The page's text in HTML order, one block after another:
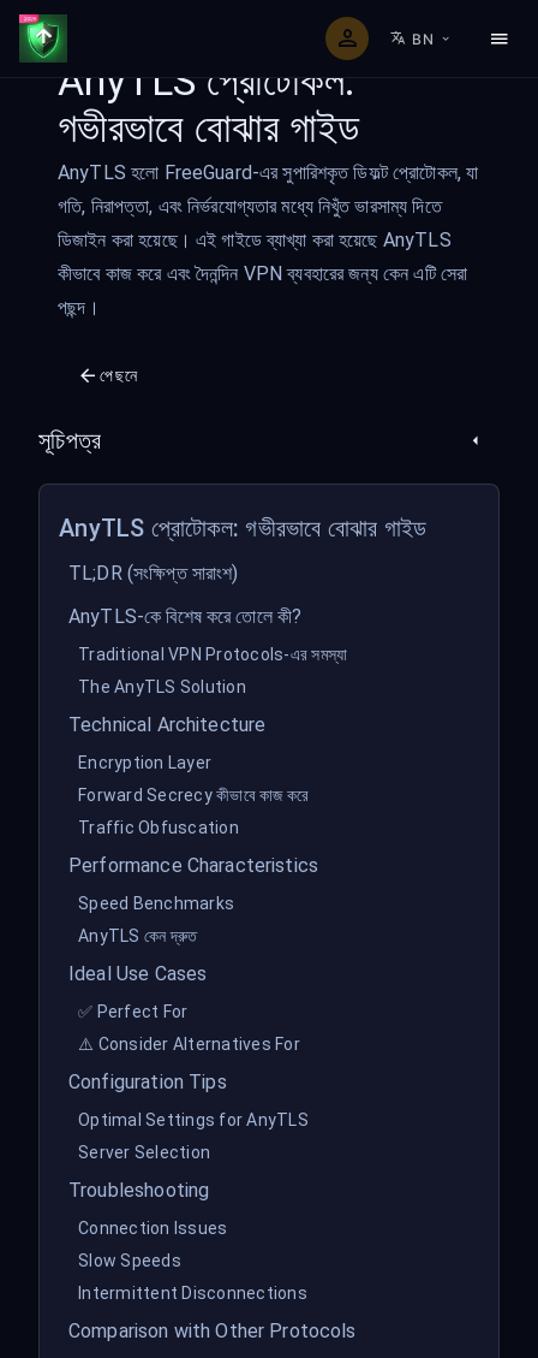
BN
AnyTLS প্রোটোকল:
গভীরভাবে বোঝার গাইড
AnyTLS হলো FreeGuard-এর সুপারিশকৃত ডিফল্ট প্রোটোকল, যা
গতি, নিরাপত্তা, এবং নির্ভরযোগ্যতার মধ্যে নিখুঁত ভারসাম্য দিতে
ডিজাইন করা হয়েছে। এই গাইডে ব্যাখ্যা করা হয়েছে AnyTLS
কীভাবে কাজ করে এবং দৈনন্দিন VPN ব্যবহারের জন্য কেন এটি সেরা
পছন্দ।
পেছনে
সূচিপত্র
AnyTLS প্রোটোকল: গভীরভাবে বোঝার গাইড
TL;DR (সংক্ষিপ্ত সারাংশ)
AnyTLS-কে বিশেষ করে তোলে কী?
Traditional VPN Protocols-এর সমস্যা
The AnyTLS Solution
Technical Architecture
Encryption Layer
Forward Secrecy কীভাবে কাজ করে
Traffic Obfuscation
Performance Characteristics
Speed Benchmarks
AnyTLS কেন দ্রুত
Ideal Use Cases
✅ Perfect For
⚠️ Consider Alternatives For
Configuration Tips
Optimal Settings for AnyTLS
Server Selection
Troubleshooting
Connection Issues
Slow Speeds
Intermittent Disconnections
Comparison with Other Protocols